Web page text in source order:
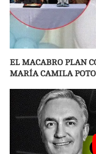
EL MACABRO PLAN
MARÍA CAMILA